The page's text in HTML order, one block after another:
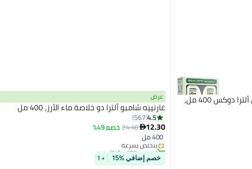
garnier شامبو حليب اللوز من ألترا دوكس 400 مل، عرض
غارنييه شامبو ألترا دو خلاصة ماء الأرز، 400 مل
4.5
567
12.30
24.40خصم 49%
400 ملبتخلّص بسرعة
تم بيع +180 مؤخرًا
بتخلّص بسرعة
خصم إضافي %15 + 1